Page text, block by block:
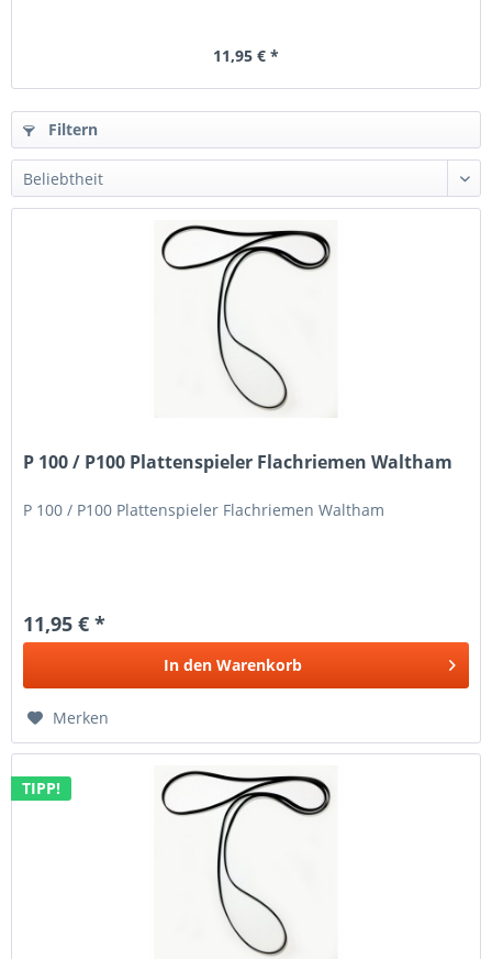
11,95 € *
Filtern
P 100 / P100 Plattenspieler Flachriemen Waltham
P 100 / P100 Plattenspieler Flachriemen Waltham
11,95 € *
In den Warenkorb
Merken
TIPP!